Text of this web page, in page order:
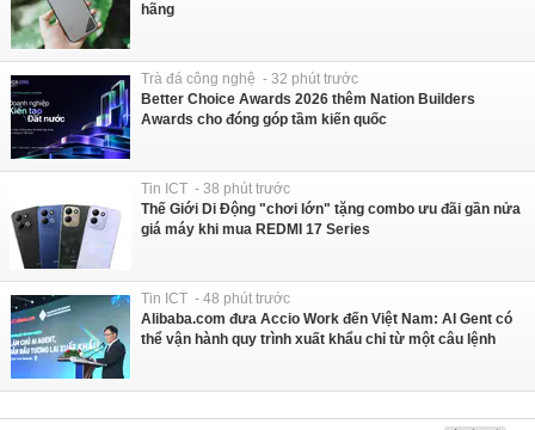
hãng
Trà đá công nghệ - 32 phút trước
Better Choice Awards 2026 thêm Nation Builders
Awards cho đóng góp tầm kiến quốc
Tin ICT - 38 phút trước
Thế Giới Di Động "chơi lớn" tặng combo ưu đãi gần nửa
giá máy khi mua REDMI 17 Series
Tin ICT - 48 phút trước
Alibaba.com đưa Accio Work đến Việt Nam: AI Gent có
thể vận hành quy trình xuất khẩu chỉ từ một câu lệnh